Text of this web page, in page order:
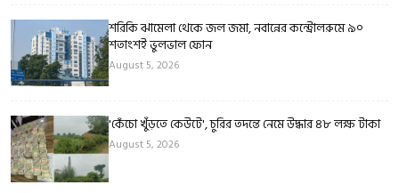
শরিকি ঝামেলা থেকে জল জমা, নবান্নের কন্ট্রোলরুমে ৯০
শতাংশই ভুলভাল ফোন
August 5, 2026
'কেঁচো খুঁড়তে কেউটে', চুরির তদন্তে নেমে উদ্ধার ৪৮ লক্ষ টাকা
August 5, 2026